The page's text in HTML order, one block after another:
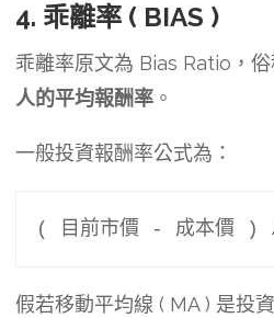
4. 乖離率 ( BIAS )
乖離率原文為 Bias Ratio，
人的平均報酬率。
一般投資報酬率公式為：
( 目前市價 - 成本價 )
假若移動平均線 ( MA ) 是投